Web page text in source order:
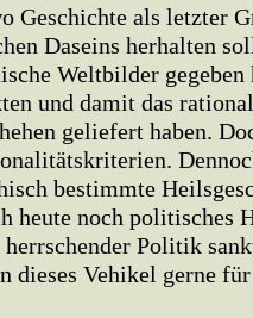
Geschichte als letzter
Daseins herhalten
Weltbilder gegeben
und damit das
geliefert haben.
bestimmte
heute noch politisches
Politik
dieses Vehikel gerne